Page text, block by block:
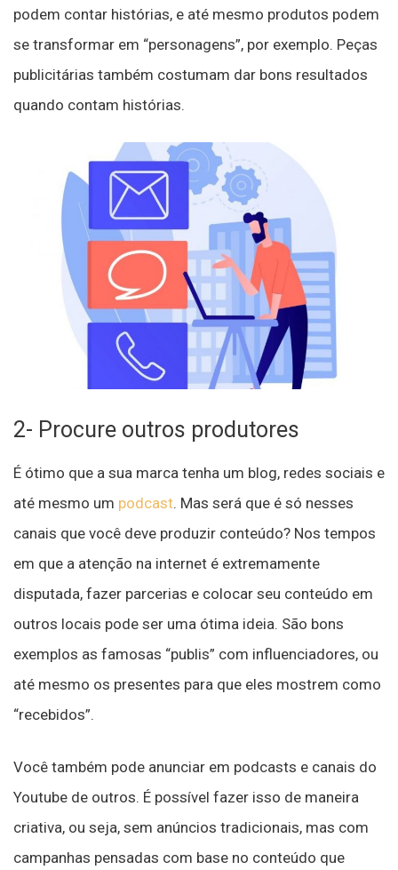
podem contar histórias, e até mesmo produtos podem
se transformar em “personagens”, por exemplo. Peças
publicitárias também costumam dar bons resultados
quando contam histórias.
2- Procure outros produtores
É ótimo que a sua marca tenha um blog, redes sociais e
até mesmo um podcast. Mas será que é só nesses
canais que você deve produzir conteúdo? Nos tempos
em que a atenção na internet é extremamente
disputada, fazer parcerias e colocar seu conteúdo em
outros locais pode ser uma ótima ideia. São bons
exemplos as famosas “publis” com influenciadores, ou
até mesmo os presentes para que eles mostrem como
“recebidos”.
Você também pode anunciar em podcasts e canais do
Youtube de outros. É possível fazer isso de maneira
criativa, ou seja, sem anúncios tradicionais, mas com
campanhas pensadas com base no conteúdo que